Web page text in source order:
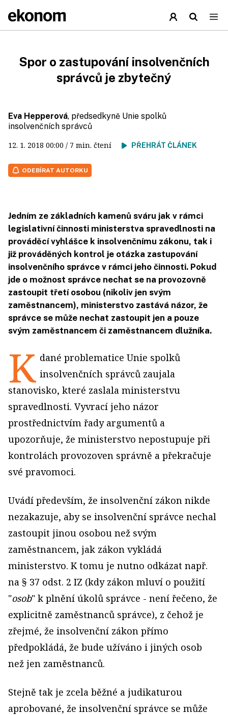
Spor o zastupování insolvenčních
správců je zbytečný
Eva Hepperová, předsedkyně Unie spolků
insolvenčních správců
12. 1. 2018 00:00 / 7 min. čtení PŘEHRÁT ČLÁNEK
ODEBÍRAT AUTORKU
Jedním ze základních kamenů sváru jak v rámci
legislativní činnosti ministerstva spravedlnosti na
prováděcí vyhlášce k insolvenčnímu zákonu, tak i
již prováděných kontrol je otázka zastupování
insolvenčního správce v rámci jeho činnosti. Pokud
jde o možnost správce nechat se na provozovně
zastoupit třetí osobou (nikoliv jen svým
zaměstnancem), ministerstvo zastává názor, že
správce se může nechat zastoupit jen a pouze
svým zaměstnancem či zaměstnancem dlužníka.
K dané problematice Unie spolků
insolvenčních správců zaujala
stanovisko, které zaslala ministerstvu
spravedlnosti. Vyvrací jeho názor
prostřednictvím řady argumentů a
upozorňuje, že ministerstvo nepostupuje při
kontrolách provozoven správně a překračuje
své pravomoci.
Uvádí především, že insolvenční zákon nikde
nezakazuje, aby se insolvenční správce nechal
zastoupit jinou osobou než svým
zaměstnancem, jak zákon vykládá
ministerstvo. K tomu je nutno odkázat např.
na § 37 odst. 2 IZ (kdy zákon mluví o použití
"osob" k plnění úkolů správce - není řečeno, že
explicitně zaměstnanců správce), z čehož je
zřejmé, že insolvenční zákon přímo
předpokládá, že bude užíváno i jiných osob
než jen zaměstnanců.
Stejně tak je zcela běžné a judikaturou
aprobované, že insolvenční správce se může